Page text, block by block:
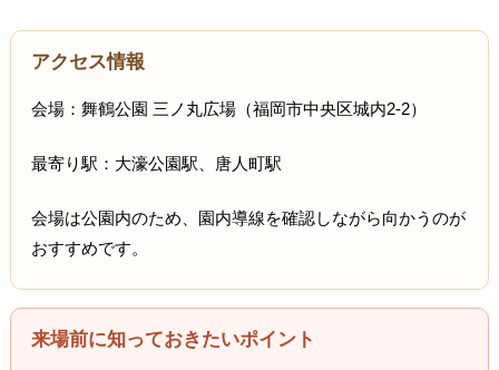
アクセス情報
会場：舞鶴公園 三ノ丸広場（福岡市中央区城内2-2）
最寄り駅：大濠公園駅、唐人町駅
会場は公園内のため、園内導線を確認しながら向かうのが
おすすめです。
来場前に知っておきたいポイント